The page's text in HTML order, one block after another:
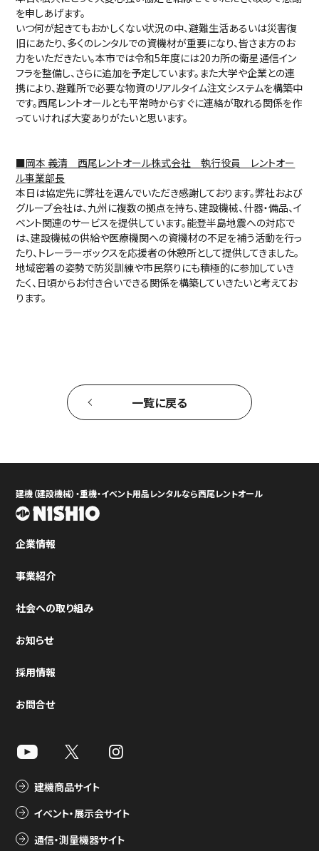
を申しあげます。
いつ何が起きてもおかしくない状況の中、避難生活あるいは災害復
旧にあたり、多くのレンタルでの資機材が重要になり、皆さま方のお
力をいただきたい。本市では令和5年度には20カ所の衛星通信イン
フラを整備し、さらに追加を予定しています。また大学や企業との連
携により、避難所で必要な物資のリアルタイム注文システムを構築中
です。西尾レントオールとも平常時からすぐに連絡が取れる関係を作
っていければ大変ありがたいと思います。
■岡本 義清 西尾レントオール株式会社 執行役員 レントオー
ル事業部長
本日は協定先に弊社を選んでいただき感謝しております。弊社および
グループ会社は、九州に複数の拠点を持ち、建設機械、什器・備品、イ
ベント関連のサービスを提供しています。能登半島地震への対応で
は、建設機械の供給や医療機関への資機材の不足を補う活動を行っ
たり、トレーラーボックスを応援者の休憩所として提供してきました。
地域密着の姿勢で防災訓練や市民祭りにも積極的に参加していき
たく、日頃からお付き合いできる関係を構築していきたいと考えてお
ります。
一覧に戻る
建機（建設機械）・重機・イベント用品レンタルなら西尾レントオール
企業情報
事業紹介
社会への取り組み
お知らせ
採用情報
お問合せ
建機商品サイト
イベント・展示会サイト
通信・測量機器サイト